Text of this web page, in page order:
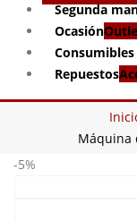
Segunda
Ocasión
Consumibles
Repuestos
Máquina
-5%